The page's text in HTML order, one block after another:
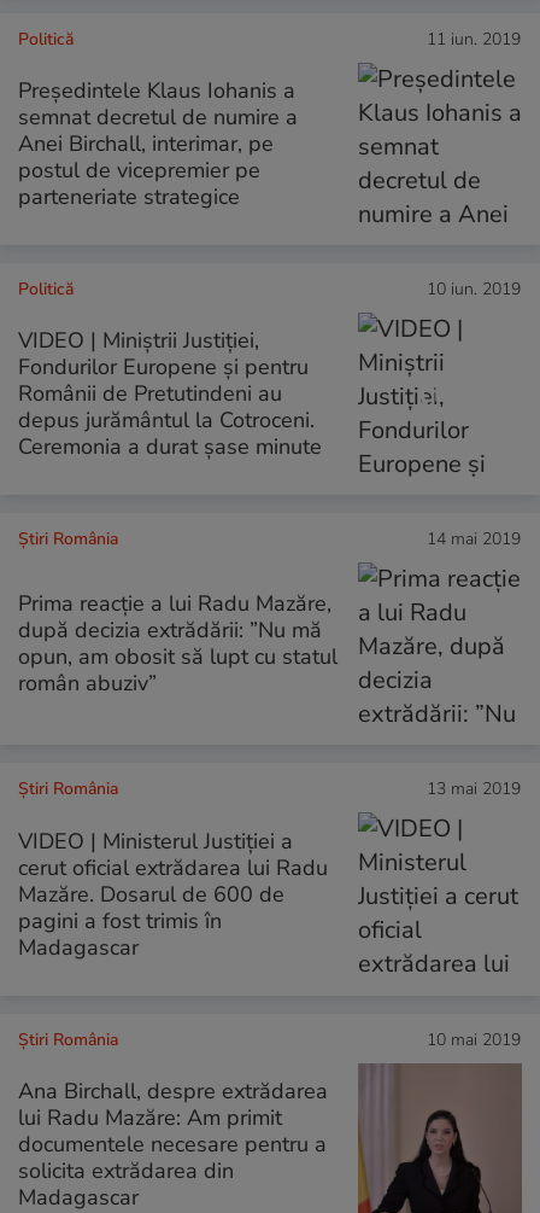
Politică 11 iun. 2019
Preşedintele Klaus Iohanis a
semnat decretul de numire a
Anei Birchall, interimar, pe
postul de vicepremier pe
parteneriate strategice
Politică 10 iun. 2019
VIDEO | Miniștrii Justiției,
Fondurilor Europene și pentru
Românii de Pretutindeni au
depus jurământul la Cotroceni.
Ceremonia a durat șase minute
Știri România 14 mai 2019
Prima reacție a lui Radu Mazăre,
după decizia extrădării: ”Nu mă
opun, am obosit să lupt cu statul
român abuziv”
Știri România 13 mai 2019
VIDEO | Ministerul Justiției a
cerut oficial extrădarea lui Radu
Mazăre. Dosarul de 600 de
pagini a fost trimis în
Madagascar
Știri România 10 mai 2019
Ana Birchall, despre extrădarea
lui Radu Mazăre: Am primit
documentele necesare pentru a
solicita extrădarea din
Madagascar